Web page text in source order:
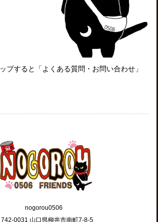
プすると「よくある質問・お問い合わせ」
nogorou0506
742-0031 山口県柳井市南町7-8-5